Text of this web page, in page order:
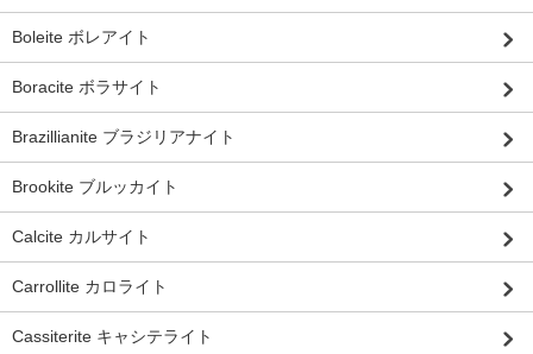
Boleite ボレアイト
Boracite ボラサイト
Brazillianite ブラジリアナイト
Brookite ブルッカイト
Calcite カルサイト
Carrollite カロライト
Cassiterite キャシテライト